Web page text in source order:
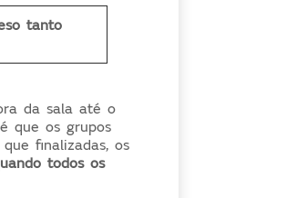
tanto
da sala até o
que os grupos
finalizadas, os
todos os